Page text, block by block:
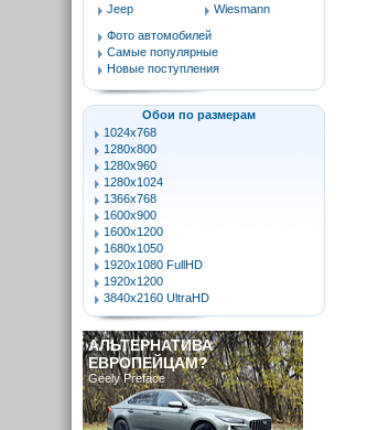
Jeep
Wiesmann
Фото автомобилей
Самые популярные
Новые поступления
Обои по размерам
1024x768
1280x800
1280x960
1280x1024
1366x768
1600x900
1600x1200
1680x1050
1920x1080 FullHD
1920x1200
3840x2160 UltraHD
АЛЬТЕРНАТИВА
ЕВРОПЕЙЦАМ?
Geely Preface